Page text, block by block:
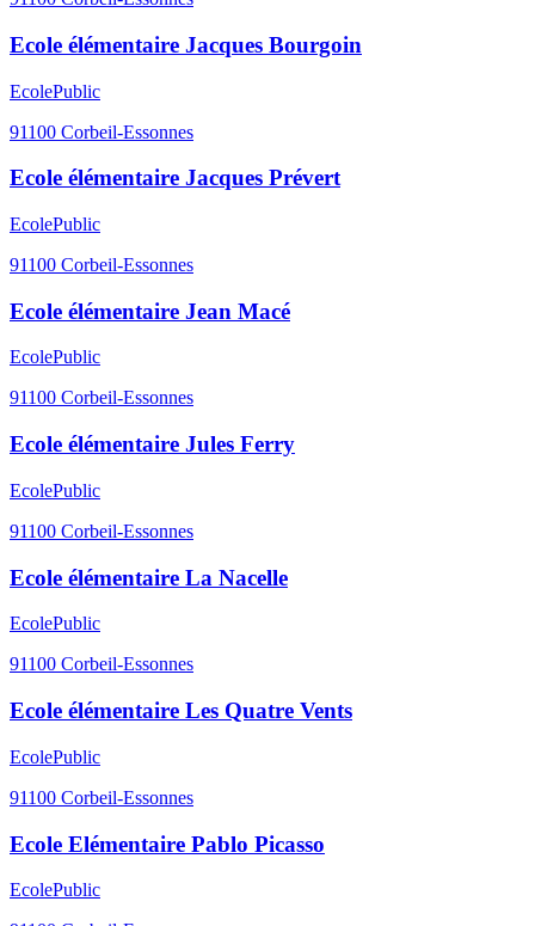
Ecole élémentaire Jacques Bourgoin
EcolePublic
91100 Corbeil-Essonnes
Ecole élémentaire Jacques Prévert
EcolePublic
91100 Corbeil-Essonnes
Ecole élémentaire Jean Macé
EcolePublic
91100 Corbeil-Essonnes
Ecole élémentaire Jules Ferry
EcolePublic
91100 Corbeil-Essonnes
Ecole élémentaire La Nacelle
EcolePublic
91100 Corbeil-Essonnes
Ecole élémentaire Les Quatre Vents
EcolePublic
91100 Corbeil-Essonnes
Ecole Elémentaire Pablo Picasso
EcolePublic